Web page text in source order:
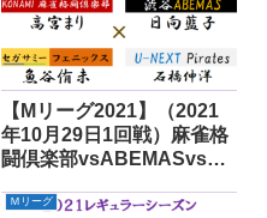
【Mリーグ2021】（2021
年10月29日1回戦）麻雀格
闘倶楽部vsABEMASvsフ
Ｍリーグ